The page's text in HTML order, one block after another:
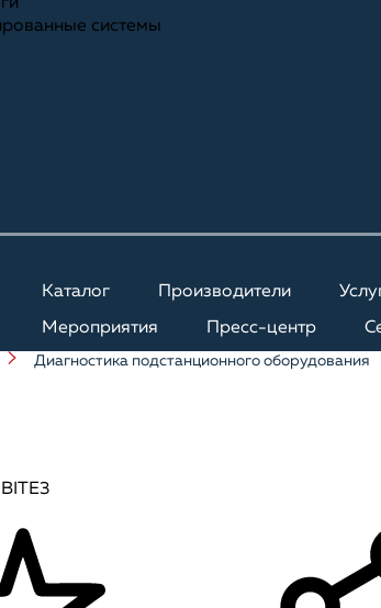
Каталог Производители
Мероприятия Пресс-центр
системы
Диагностика подстанционного оборудования